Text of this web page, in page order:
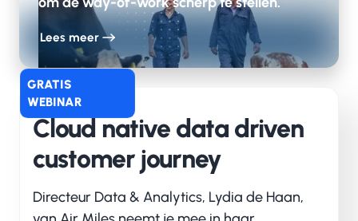
hun applicaties op het platform.
Door het neerzetten van een multitenant
SaaS-architectuur die gebruikt maakt van
schaalbare (serverless) Azure-services, zijn de
vaste kosten flink gedaald. Er wordt alleen
meer betaald op het moment dat de ‘load’ op
het platform toeneemt.
Tot slot is het team van LMN dusdanig
opgeleid dat zij het platform goed kunnen
onderhouden en zelf de meest voorkomende
Lees meer
Cloud native data driven
customer journey
Directeur Data & Analytics, Lydia de Haan,
GRATIS
WEBINAR